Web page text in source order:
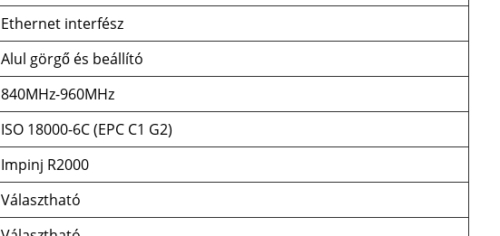
Ethernet interfész
Alul görgő és beállító
840MHz-960MHz
ISO 18000-6C (EPC C1 G2)
Impinj R2000
Választható